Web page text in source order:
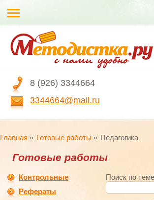
8 (926) 3344664
3344664@mail.ru
Главная Готовые работы Педагогика
Готовые работы
Контрольные
Рефераты
Поиск по